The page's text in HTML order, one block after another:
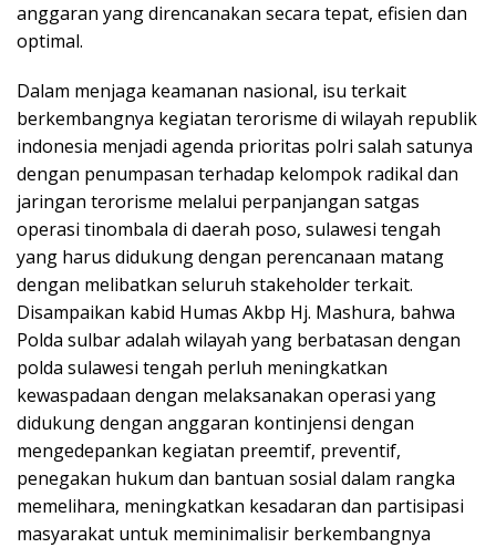
anggaran yang direncanakan secara tepat, efisien dan
optimal.
Dalam menjaga keamanan nasional, isu terkait
berkembangnya kegiatan terorisme di wilayah republik
indonesia menjadi agenda prioritas polri salah satunya
dengan penumpasan terhadap kelompok radikal dan
jaringan terorisme melalui perpanjangan satgas
operasi tinombala di daerah poso, sulawesi tengah
yang harus didukung dengan perencanaan matang
dengan melibatkan seluruh stakeholder terkait.
Disampaikan kabid Humas Akbp Hj. Mashura, bahwa
Polda sulbar adalah wilayah yang berbatasan dengan
polda sulawesi tengah perluh meningkatkan
kewaspadaan dengan melaksanakan operasi yang
didukung dengan anggaran kontinjensi dengan
mengedepankan kegiatan preemtif, preventif,
penegakan hukum dan bantuan sosial dalam rangka
memelihara, meningkatkan kesadaran dan partisipasi
masyarakat untuk meminimalisir berkembangnya